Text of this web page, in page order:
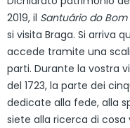
2019, il Santuário do
si visita Braga. Si arriva
accede tramite una
parti. Durante la vostra
del 1723, la parte dei
dedicate alla fede, alla
siete alla ricerca di cosa